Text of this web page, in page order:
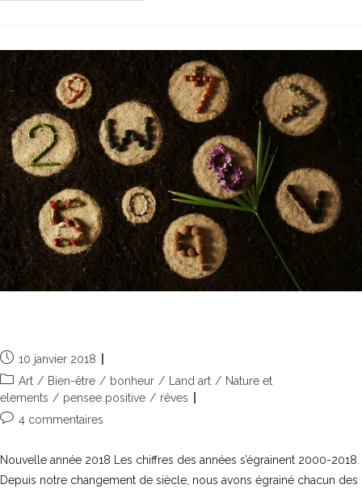
10 janvier 2018
Art / Bien-être / bonheur / Land art / Nature et
elements / pensee positive / rêves
4 commentaires
Nouvelle année 2018 Les chiffres des années s’égrainent 2000-2018.
Depuis notre changement de siècle, nous avons égrainé chacun des